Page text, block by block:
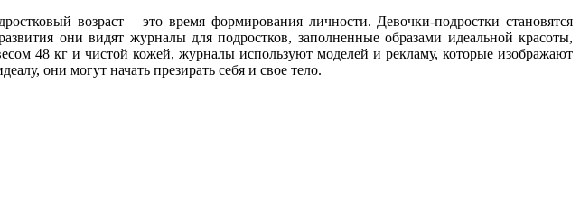
возраст – это время формирования личности. Девочки-подростки становятся
они видят журналы для подростков, заполненные образами идеальной красоты,
48 кг и чистой кожей, журналы используют моделей и рекламу, которые изображают
они могут начать презирать себя и свое тело.